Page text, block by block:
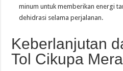
minum untuk memberikan energi
dehidrasi selama perjalanan.
Keberlanjutan
Tol Cikupa